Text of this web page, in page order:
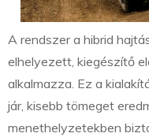
A rendszer a hibrid
elhelyezett, kiegészítő
alkalmazza. Ez a
jár, kisebb tömeget
menethelyzetekben